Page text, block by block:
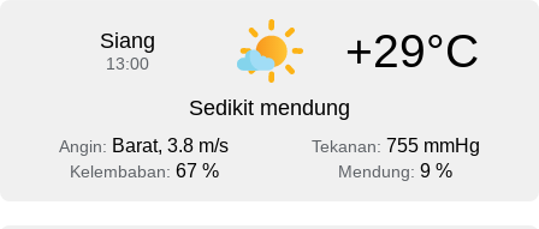
Siang
13:00 +29°C
Sedikit mendung
Angin: Barat, 3.8 m/s Tekanan: 755 mmHg
Kelembaban: 67 % Mendung: 9 %